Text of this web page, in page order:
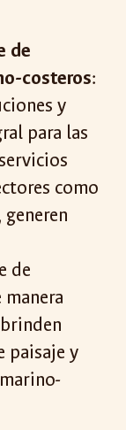
de
costeros:
y
para las
como
de
paisaje y